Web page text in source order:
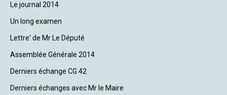
Le journal 2014
Un long examen
Lettre' de Mr Le Député
Assemblée Générale 2014
Derniers échange CG 42
Derniers échanges avec Mr le Maire